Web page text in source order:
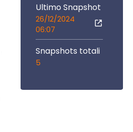
Ultimo Snapshot
26/12/2024
06:07
Snapshots totali
5